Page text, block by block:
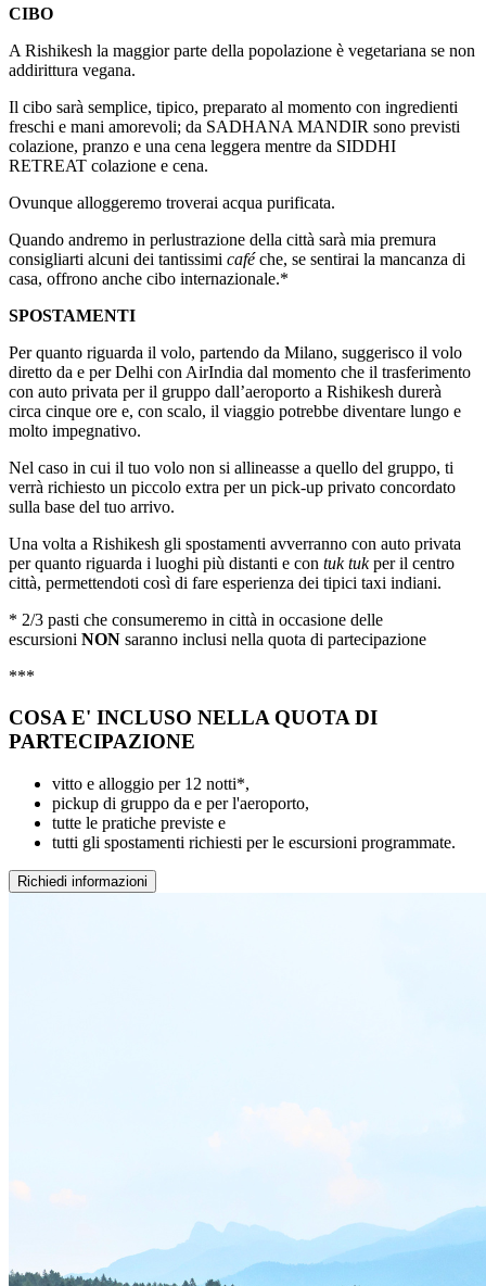
CIBO
A Rishikesh la maggior parte della popolazione è vegetariana se non
addirittura vegana.
Il cibo sarà semplice, tipico, preparato al momento con ingredienti
freschi e mani amorevoli; da SADHANA MANDIR sono previsti
colazione, pranzo e una cena leggera mentre da SIDDHI
RETREAT colazione e cena.
Ovunque alloggeremo troverai acqua purificata.
Quando andremo in perlustrazione della città sarà mia premura
consigliarti alcuni dei tantissimi caféche, se sentirai la mancanza di
casa, offrono anche cibo internazionale.*
SPOSTAMENTI
Per quanto riguarda il volo, partendo da Milano, suggerisco il volo
diretto da e per Delhi con AirIndia dal momento che il trasferimento
con auto privata per il gruppo dall’aeroporto a Rishikesh durerà
circa cinque ore e, con scalo, il viaggio potrebbe diventare lungo e
molto impegnativo.
Nel caso in cui il tuo volo non si allineasse a quello del gruppo, ti
verrà richiesto un piccolo extra per un pick-up privato concordato
sulla base del tuo arrivo.
Una volta a Rishikesh gli spostamenti avverranno con auto privata
per quanto riguarda i luoghi più distanti e con tuk tukper il centro
città, permettendoti così di fare esperienza dei tipici taxi indiani.
* 2/3 pasti che consumeremo in città in occasione delle
escursioni NON saranno inclusi nella quota di partecipazione
***
COSA E' INCLUSO NELLA QUOTA DI
PARTECIPAZIONE
vitto e alloggio per 12 notti*,
pickup di gruppo da e per l'aeroporto,
tutte le pratiche previste e
tutti gli spostamenti richiesti per le escursioni programmate.
Richiedi informazioni